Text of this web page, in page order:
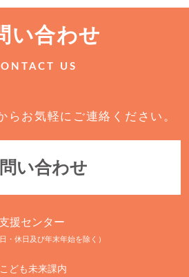
い合わせ
US
らお気軽にご連絡ください。
い合わせ
援センター
・休日及び年末年始を除く）
ども未来課内